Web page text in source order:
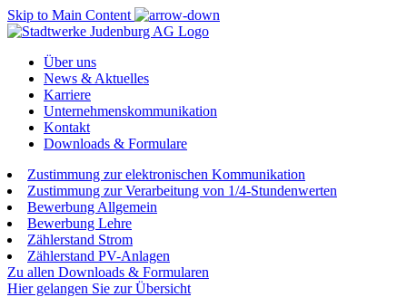
Skip to Main Content
Über uns
News & Aktuelles
Karriere
Unternehmenskommunikation
Kontakt
Downloads & Formulare
Zustimmung zur elektronischen Kommunikation
Zustimmung zur Verarbeitung von 1/4-Stundenwerten
Bewerbung Allgemein
Bewerbung Lehre
Zählerstand Strom
Zählerstand PV-Anlagen
Zu allen Downloads & Formularen
Hier gelangen Sie zur Übersicht